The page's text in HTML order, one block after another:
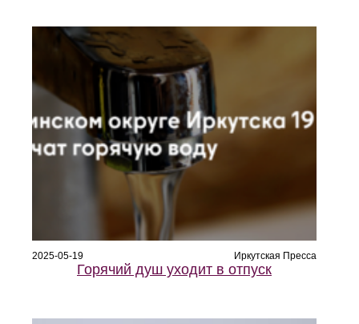
2025-05-19 Иркутская Пресса
Горячий душ уходит в отпуск